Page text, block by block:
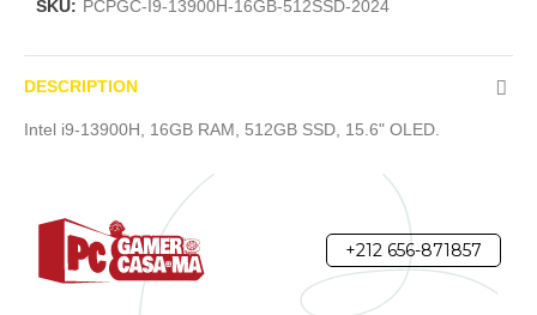
SKU: PCPGC-I9-13900H-16GB-512SSD-2024
DESCRIPTION
Intel i9-13900H, 16GB RAM, 512GB SSD, 15.6" OLED.
+212 656-871857